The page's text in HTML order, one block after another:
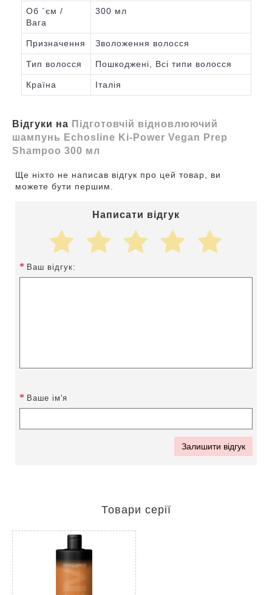
Об `єм /
Вага
300 мл
Призначення Зволоження волосся
Тип волосся Пошкоджені, Всі типи волосся
Країна Італія
Відгуки на Підготовчій відновлюючий
шампунь Echosline Ki-Power Vegan Prep
Shampoo 300 мл
Ще ніхто не написав відгук про цей товар, ви
можете бути першим.
Написати відгук
Ваш відгук:
Ваше ім'я
Залишити відгук
Товари серії